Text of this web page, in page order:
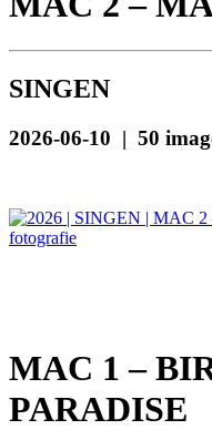
SINGEN
2026-06-10 | 50
MAC 1 –
PARADISE